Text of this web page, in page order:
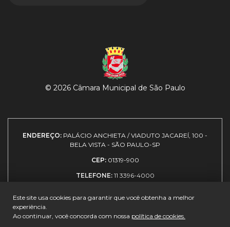
© 2026 Câmara Municipal de São Paulo
ENDEREÇO: PALÁCIO ANCHIETA / VIADUTO JACAREÍ, 100 -
BELA VISTA - SÃO PAULO-SP
CEP: 01319-900
TELEFONE: 11 3396-4000
Expediente|
Política de
|
Como
|
Guia de
Este site usa cookies para garantir que você obtenha a melhor
experiência.
Ao continuar, você concorda com nossa política de cookies.